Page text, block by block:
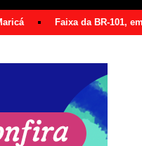
Faixa da BR-101,